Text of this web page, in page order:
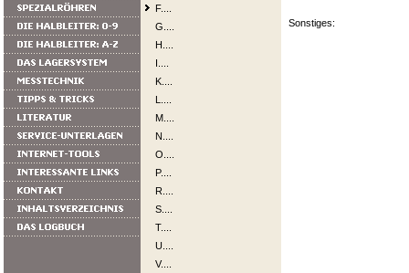
F....
G....
H....
I....
K....
L....
M....
N....
O....
P....
R....
S....
T....
U....
V....
Sonstiges: